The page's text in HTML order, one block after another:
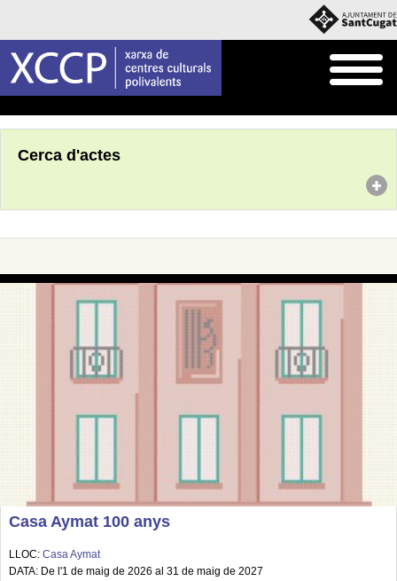
Cerca d'actes
Casa Aymat 100 anys
LLOC: Casa Aymat
DATA: De l'1 de maig de 2026 al 31 de maig de 2027